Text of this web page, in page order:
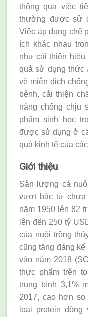
thông qua việc
thường được sử
Việc áp dụng chế
ích khác nhau
như cải thiện hiệu
quả sử dụng thức
vệ miễn dịch
bệnh, cải thiện
năng chống chịu
phẩm sinh học
được sử dụng ở
quả kinh tế của
Giới thiệu
Sản lượng cá
vượt bậc từ chưa
năm 1950 lên 82
lên đến 250 tỷ
của nuôi trồng
cũng tăng đáng
vào năm 2018
thực phẩm trên
trung bình 3,1%
2017, cao hơn
loại protein